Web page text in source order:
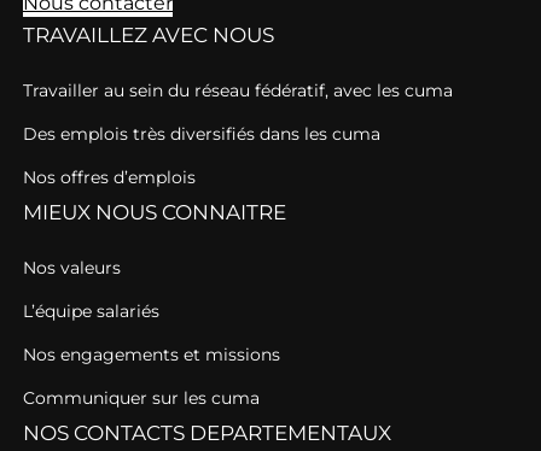
TRAVAILLEZ AVEC NOUS
Travailler au sein du réseau fédératif, avec les cuma
Des emplois très diversifiés dans les cuma
Nos offres d’emplois
MIEUX NOUS CONNAITRE
Nos valeurs
L’équipe salariés
Nos engagements et missions
Communiquer sur les cuma
NOS CONTACTS DEPARTEMENTAUX